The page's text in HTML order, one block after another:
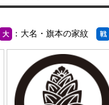
大 ：大名・旗本の家紋 戦